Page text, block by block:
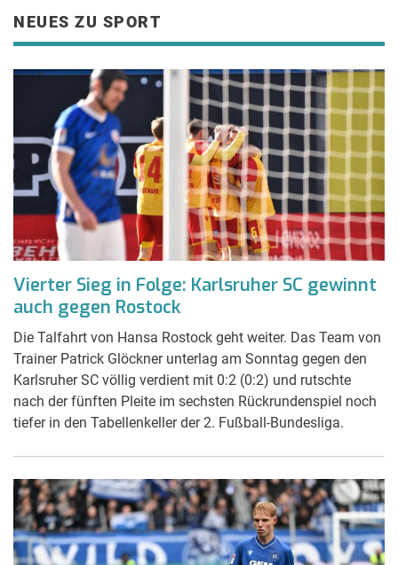
NEUES ZU SPORT
Vierter Sieg in Folge: Karlsruher SC gewinnt
auch gegen Rostock
Die Talfahrt von Hansa Rostock geht weiter. Das Team von
Trainer Patrick Glöckner unterlag am Sonntag gegen den
Karlsruher SC völlig verdient mit 0:2 (0:2) und rutschte
nach der fünften Pleite im sechsten Rückrundenspiel noch
tiefer in den Tabellenkeller der 2. Fußball-Bundesliga.